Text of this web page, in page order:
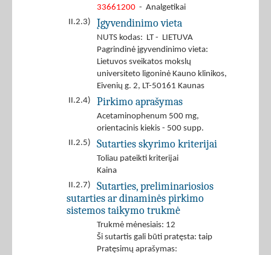
33661200 - Analgetikai
II.2.3)
Įgyvendinimo vieta
NUTS kodas: LT - LIETUVA
Pagrindinė įgyvendinimo vieta:
Lietuvos sveikatos mokslų
universiteto ligoninė Kauno klinikos,
Eivenių g. 2, LT-50161 Kaunas
II.2.4)
Pirkimo aprašymas
Acetaminophenum 500 mg,
orientacinis kiekis - 500 supp.
II.2.5)
Sutarties skyrimo kriterijai
Toliau pateikti kriterijai
Kaina
II.2.7)
Sutarties, preliminariosios
sutarties ar dinaminės pirkimo
sistemos taikymo trukmė
Trukmė mėnesiais: 12
Ši sutartis gali būti pratęsta: taip
Pratęsimų aprašymas: